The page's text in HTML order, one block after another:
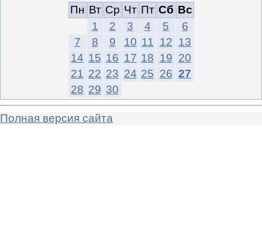
Пн Вт Ср Чт Пт Сб Вс
1
2 3 4 5
6
7
8 9 10 11 12 13
14 15 16 17 18 19 20
21 22 23 24 25 26 27
28 29 30
Полная версия сайта